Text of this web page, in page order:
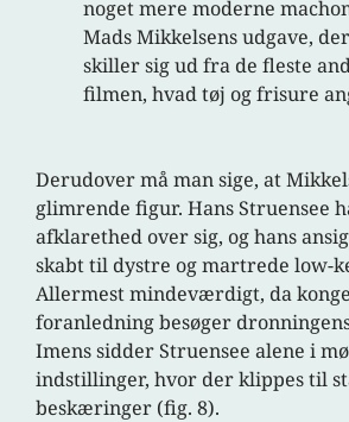
noget mere moderne
Mads Mikkelsens udgave,
skiller sig ud fra de fleste
filmen, hvad tøj og frisure
Derudover må man sige, at
glimrende figur. Hans Struensee
afklarethed over sig, og hans
skabt til dystre og martrede low-
Allermest mindeværdigt, da
foranledning besøger
Imens sidder Struensee alene i
indstillinger, hvor der klippes til
beskæringer (fig. 8).